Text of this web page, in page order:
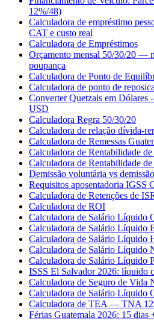
12%/48)
Calculadora de empréstimo
CAT e custo real
Calculadora de Empréstimos
Orçamento mensal 50/30/20 —
poupança
Calculadora de Ponto de
Calculadora de ponto de
Converter Quetzais em Dólares
USD
Calculadora Regra 50/30/20
Calculadora de relação dívida-
Calculadora de Remessas
Calculadora de Rentabilidade
Calculadora de Rentabilidade
Demissão voluntária vs
Requisitos aposentadoria IGSS
Calculadora de Retenções de
Calculadora de ROI
Calculadora de Salário Líquido
Calculadora de Salário Líquido
Calculadora de Salário Líquido
Calculadora de Salário Líquido
Calculadora de Salário Líquido
ISSS El Salvador 2026: líquido
Calculadora de Seguro de Vida
Calculadora de Salário Líquido
Calculadora de TEA — TNA
Férias Guatemala 2026: 15 dias